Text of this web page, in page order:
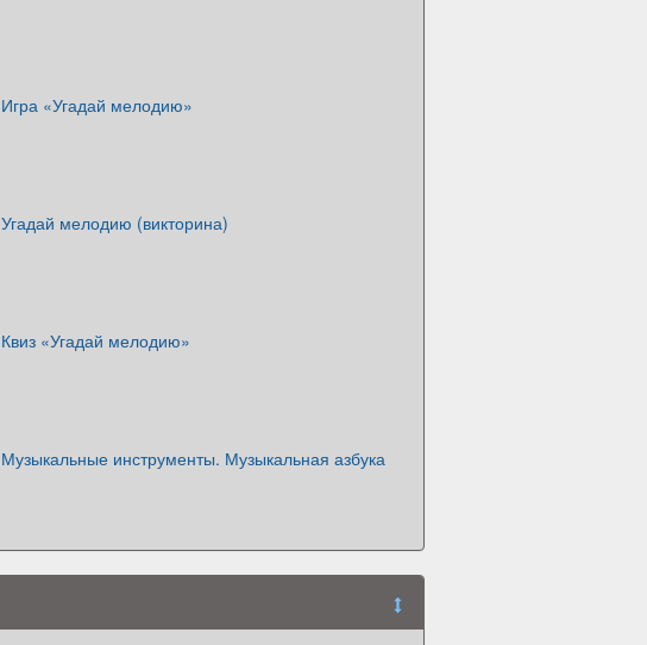
Игра «Угадай мелодию»
Угадай мелодию (викторина)
Квиз «Угадай мелодию»
Музыкальные инструменты. Музыкальная азбука